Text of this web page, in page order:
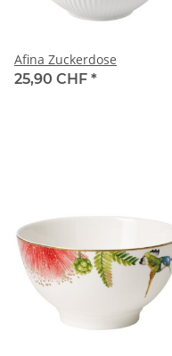
Afina Zuckerdose
25,90 CHF *